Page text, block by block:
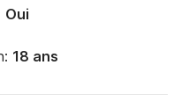
Oui
18 ans